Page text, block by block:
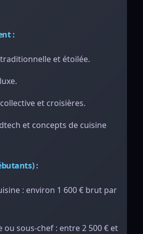
:
et étoilée.
et croisières.
et concepts de cuisine
:
: environ 1 600 € brut par
ou sous-chef : entre 2 500 € et